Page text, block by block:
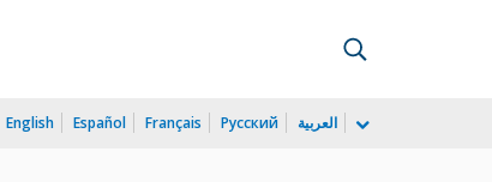
English Español Français Русский العربية